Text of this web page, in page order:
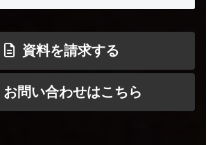
資料を請求する
お問い合わせはこちら